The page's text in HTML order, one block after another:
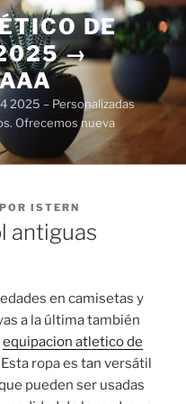
DE
→
2025 – Personalizadas
Ofrecemos nueva
POR ISTERN
antiguas
en camisetas y
a la última también
equipacion atletico de
ropa es tan versátil
pueden ser usadas